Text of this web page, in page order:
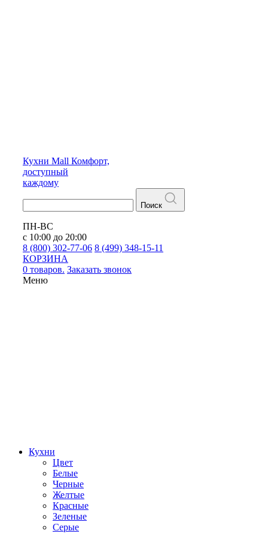
Кухни Mall Комфорт,
доступный
каждому
Поиск
ПН-ВС
с 10:00 до 20:00
8 (800) 302-77-06 8 (499) 348-15-11
КОРЗИНА
0 товаров. Заказать звонок
Меню
Кухни
Цвет
Белые
Черные
Желтые
Красные
Зеленые
Серые